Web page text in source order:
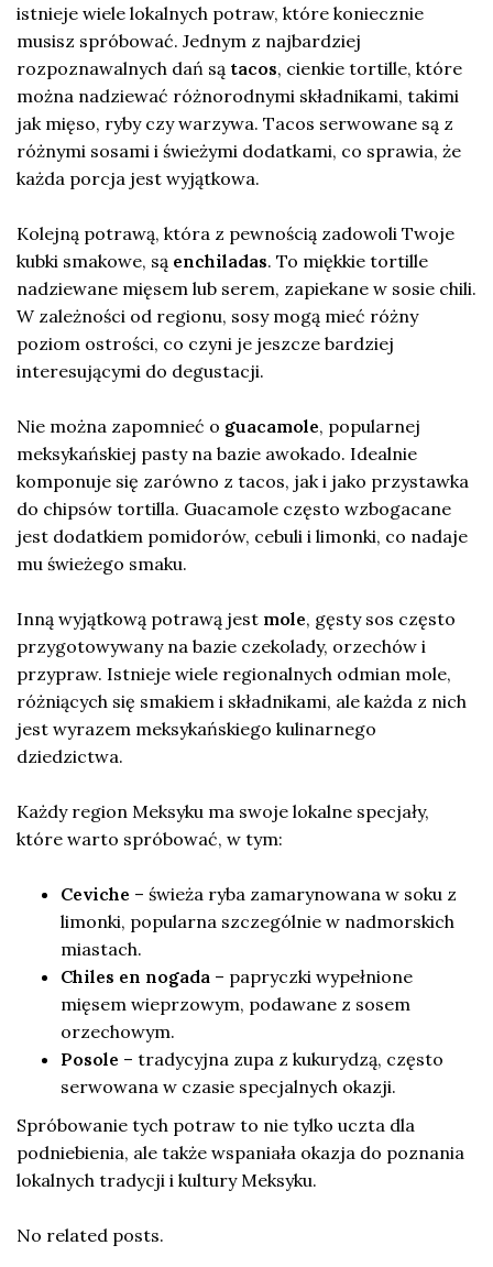
istnieje wiele lokalnych potraw, które koniecznie
musisz spróbować. Jednym z najbardziej
rozpoznawalnych dań są tacos, cienkie tortille, które
można nadziewać różnorodnymi składnikami, takimi
jak mięso, ryby czy warzywa. Tacos serwowane są z
różnymi sosami i świeżymi dodatkami, co sprawia, że
każda porcja jest wyjątkowa.
Kolejną potrawą, która z pewnością zadowoli Twoje
kubki smakowe, są enchiladas. To miękkie tortille
nadziewane mięsem lub serem, zapiekane w sosie chili.
W zależności od regionu, sosy mogą mieć różny
poziom ostrości, co czyni je jeszcze bardziej
interesującymi do degustacji.
Nie można zapomnieć o guacamole, popularnej
meksykańskiej pasty na bazie awokado. Idealnie
komponuje się zarówno z tacos, jak i jako przystawka
do chipsów tortilla. Guacamole często wzbogacane
jest dodatkiem pomidorów, cebuli i limonki, co nadaje
mu świeżego smaku.
Inną wyjątkową potrawą jest mole, gęsty sos często
przygotowywany na bazie czekolady, orzechów i
przypraw. Istnieje wiele regionalnych odmian mole,
różniących się smakiem i składnikami, ale każda z nich
jest wyrazem meksykańskiego kulinarnego
dziedzictwa.
Każdy region Meksyku ma swoje lokalne specjały,
które warto spróbować, w tym:
Ceviche – świeża ryba zamarynowana w soku z
limonki, popularna szczególnie w nadmorskich
miastach.
Chiles en nogada – papryczki wypełnione
mięsem wieprzowym, podawane z sosem
orzechowym.
Posole – tradycyjna zupa z kukurydzą, często
serwowana w czasie specjalnych okazji.
Spróbowanie tych potraw to nie tylko uczta dla
podniebienia, ale także wspaniała okazja do poznania
lokalnych tradycji i kultury Meksyku.
No related posts.